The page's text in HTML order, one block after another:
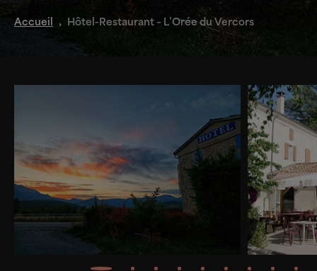
Accueil Hôtel-Restaurant – L’Orée du Vercors